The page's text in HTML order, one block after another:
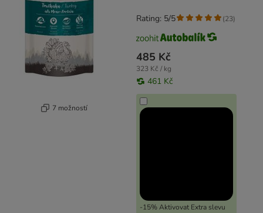
7 možností
485 Kč
323 Kč / kg
461 Kč
-15% Aktivovat Extra slevu
Rating: 5/5 (23)